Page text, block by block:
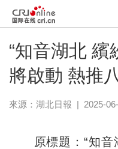
“知音湖北 繽
將啟動 熱推
來源： 湖北日報 | 2025-
原標題：“知音